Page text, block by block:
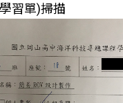
習單)掃描